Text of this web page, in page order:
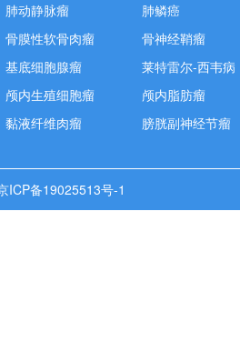
肺动静脉瘤
肺鳞癌
骨膜性软骨肉瘤
骨神经鞘瘤
基底细胞腺瘤
莱特雷尔-西韦病
颅内生殖细胞瘤
颅内脂肪瘤
黏液纤维肉瘤 膀胱副神经节瘤
ICP备19025513号-1